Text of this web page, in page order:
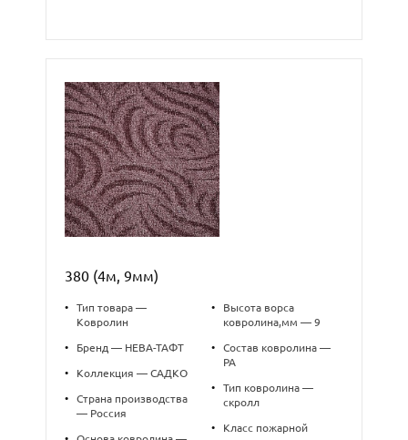
380 (4м, 9мм)
•
Тип товара —
Ковролин
• Бренд — НЕВА-ТАФТ
• Коллекция — САДКО
•
Страна производства
— Россия
•
Высота ворса
ковролина,мм — 9
•
Состав ковролина —
PA
•
Тип ковролина —
скролл
•
Класс пожарной